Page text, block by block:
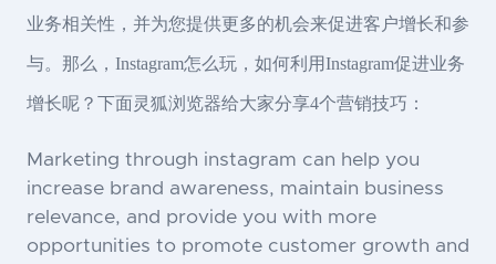
业务相关性，并为您提供更多的机会来促进客户增长和参
与。那么，Instagram怎么玩，如何利用Instagram促进业务
增长呢？下面灵狐浏览器给大家分享4个营销技巧：
Marketing through instagram can help you
increase brand awareness, maintain business
relevance, and provide you with more
opportunities to promote customer growth and